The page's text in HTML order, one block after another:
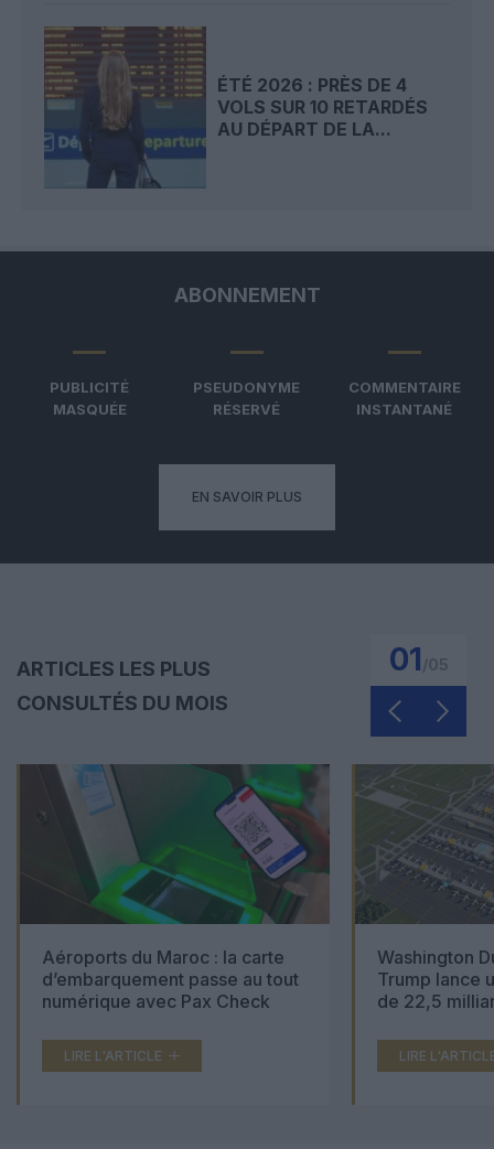
ÉTÉ 2026 : PRÈS DE 4
VOLS SUR 10 RETARDÉS
AU DÉPART DE LA...
ABONNEMENT
PUBLICITÉ
MASQUÉE
PSEUDONYME
RÉSERVÉ
COMMENTAIRE
INSTANTANÉ
EN SAVOIR PLUS
ARTICLES LES PLUS
CONSULTÉS DU MOIS
01
Aéroports du Maroc : la carte
d’embarquement passe au tout
numérique avec Pax Check
LIRE L'ARTICLE
Washington
Trump lance
de 22,5
LIRE